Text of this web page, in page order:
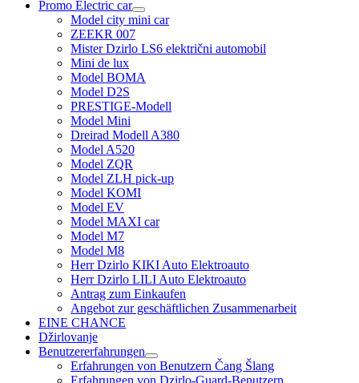
Promo Electric car
Model city mini car
ZEEKR 007
Mister Dzirlo LS6 električni automobil
Mini de lux
Model BOMA
Model D2S
PRESTIGE-Modell
Model Mini
Dreirad Modell A380
Model A520
Model ZQR
Model ZLH pick-up
Model KOMI
Model EV
Model MAXI car
Model M7
Model M8
Herr Dzirlo KIKI Auto Elektroauto
Herr Dzirlo LILI Auto Elektroauto
Antrag zum Einkaufen
Angebot zur geschäftlichen Zusammenarbeit
EINE CHANCE
Džirlovanje
Benutzererfahrungen
Erfahrungen von Benutzern Čang Šlang
Erfahrungen von Dzirlo-Guard-Benutzern